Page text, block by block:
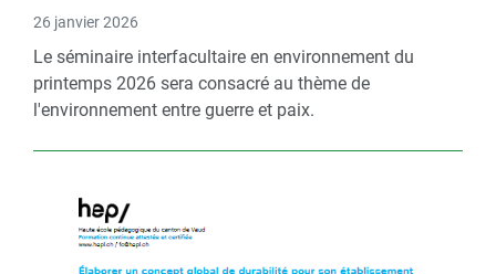
26 janvier 2026
Le séminaire interfacultaire en environnement du
printemps 2026 sera consacré au thème de
l'environnement entre guerre et paix.